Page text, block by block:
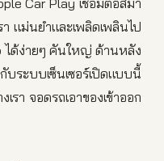
แม่นยำและเพลิดเพลินไป
ได้ง่ายๆ คันใหญ่ ด้านหลัง
บบเซ็นเซอร์เปิดแบบนี้
รา จอดรถเอาของเข้าออก